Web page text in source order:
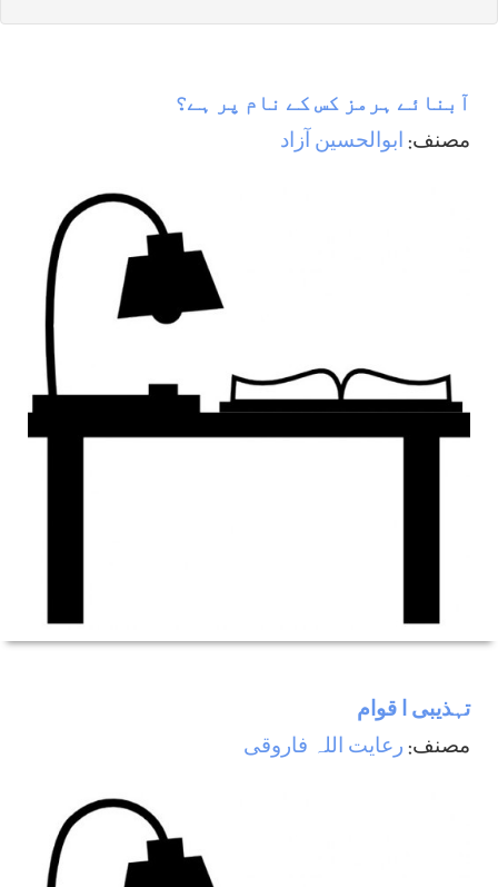
آبنائے ہرمز کس کے نام پر ہے؟
مصنف: ابوالحسين آزاد
تہذيبی ا قوام
مصنف: رعایت اللہ فاروقی